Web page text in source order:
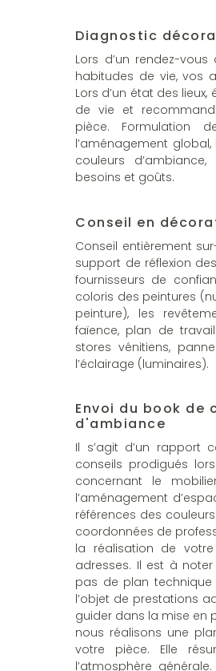
Diagnostic
Lors d’un rendez-
habitudes de vie, vos
Lors d’un état des
de vie et
pièce. Formulation
l’aménagement
couleurs
besoins et goûts.
Conseil en
Conseil entièrement
support de réflexion
fournisseurs de
coloris des peintures
peinture), les
faïence, plan de
stores vénitiens,
l’éclairage (luminaires).
Envoi du book de
d'ambiance
Il s’agit d’un rapport
conseils prodigués
concernant le
l’aménagement
références des
coordonnées de
la réalisation de
adresses. Il est à
pas de plan technique
l’objet de prestations
guider dans la mise en
nous réalisons une
votre pièce. Elle
l’atmosphère